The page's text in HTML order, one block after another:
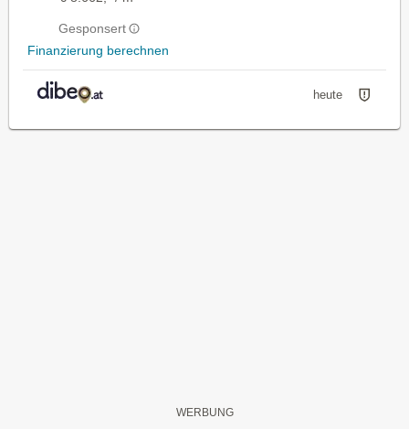
Gesponsert
Finanzierung berechnen
heute